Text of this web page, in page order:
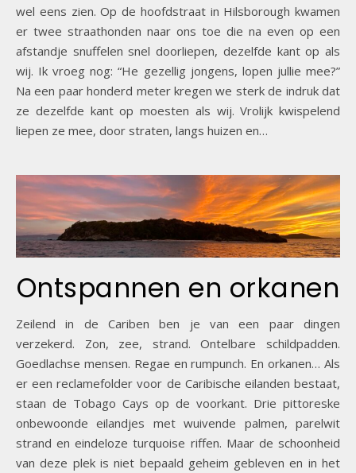
wel eens zien. Op de hoofdstraat in Hilsborough kwamen
er twee straathonden naar ons toe die na even op een
afstandje snuffelen snel doorliepen, dezelfde kant op als
wij. Ik vroeg nog: “He gezellig jongens, lopen jullie mee?”
Na een paar honderd meter kregen we sterk de indruk dat
ze dezelfde kant op moesten als wij. Vrolijk kwispelend
liepen ze mee, door straten, langs huizen en…
Ontspannen en orkanen
Zeilend in de Cariben ben je van een paar dingen
verzekerd. Zon, zee, strand. Ontelbare schildpadden.
Goedlachse mensen. Regae en rumpunch. En orkanen… Als
er een reclamefolder voor de Caribische eilanden bestaat,
staan de Tobago Cays op de voorkant. Drie pittoreske
onbewoonde eilandjes met wuivende palmen, parelwit
strand en eindeloze turquoise riffen. Maar de schoonheid
van deze plek is niet bepaald geheim gebleven en in het